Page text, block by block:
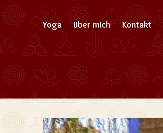
Yoga über mich Kontakt